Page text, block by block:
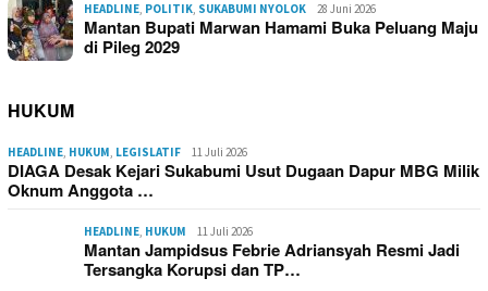
HEADLINE, POLITIK, SUKABUMI NYOLOK 28 Juni 2026
Mantan Bupati Marwan Hamami Buka Peluang Maju
di Pileg 2029
HUKUM
HEADLINE, HUKUM, LEGISLATIF 11 Juli 2026
DIAGA Desak Kejari Sukabumi Usut Dugaan Dapur MBG Milik
Oknum Anggota …
HEADLINE, HUKUM 11 Juli 2026
Mantan Jampidsus Febrie Adriansyah Resmi Jadi
Tersangka Korupsi dan TP…